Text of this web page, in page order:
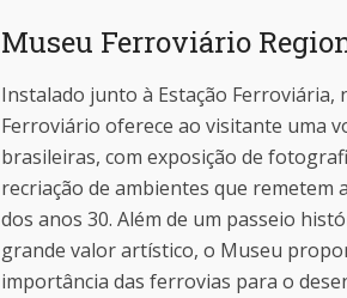
Museu Ferroviário
Instalado junto à Estação Ferroviária,
Ferroviário oferece ao visitante uma
brasileiras, com exposição de
recriação de ambientes que remetem
dos anos 30. Além de um passeio
grande valor artístico, o Museu
importância das ferrovias para o